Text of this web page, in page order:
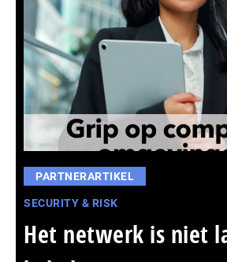
PARTNERARTIKEL
SECURITY & RISK
Het netwerk is niet